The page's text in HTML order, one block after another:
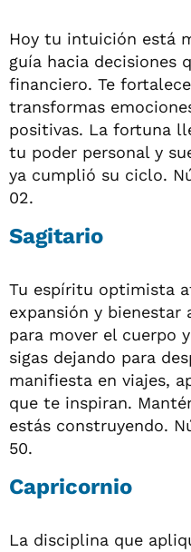
Hoy tu intuición está
guía hacia decisiones
financiero. Te
transformas
positivas. La fortuna
tu poder personal y
ya cumplió su ciclo.
02.
Sagitario
Tu espíritu optimista
expansión y bienestar
para mover el cuerpo
sigas dejando para
manifiesta en viajes,
que te inspiran.
estás construyendo.
50.
Capricornio
La disciplina que